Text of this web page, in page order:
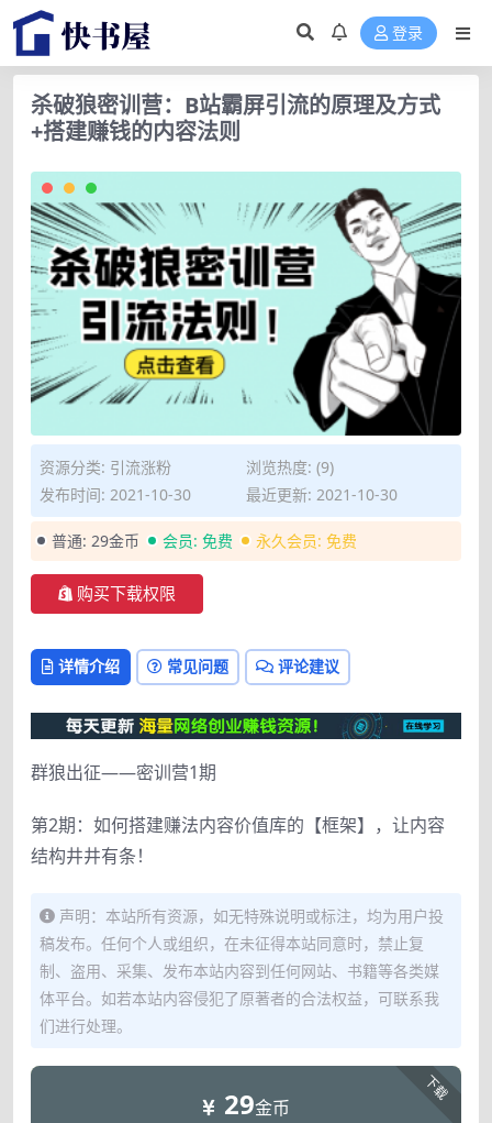
登录
杀破狼密训营：B站霸屏引流的原理及方式
+搭建赚钱的内容法则
资源分类: 引流涨粉
浏览热度: (9)
发布时间: 2021-10-30
最近更新: 2021-10-30
普通: 29金币 会员: 免费 永久会员: 免费
购买下载权限
详情介绍 常见问题 评论建议
群狼出征——密训营1期
第2期：如何搭建赚法内容价值库的【框架】，让内容
结构井井有条！
声明：本站所有资源，如无特殊说明或标注，均为用户投
稿发布。任何个人或组织，在未征得本站同意时，禁止复
制、盗用、采集、发布本站内容到任何网站、书籍等各类媒
体平台。如若本站内容侵犯了原著者的合法权益，可联系我
们进行处理。
下载
29金币